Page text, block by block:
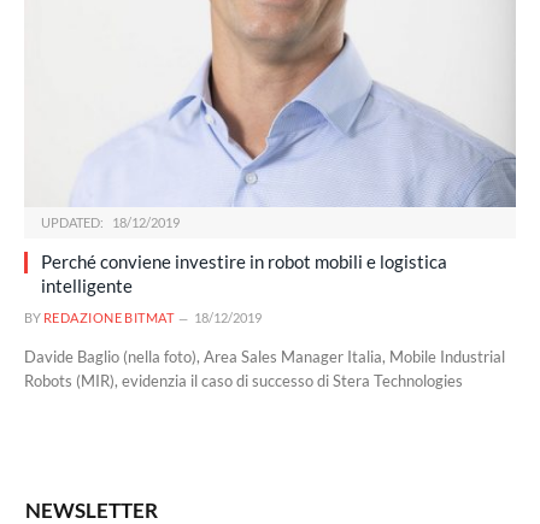
UPDATED: 18/12/2019
Perché conviene investire in robot mobili e logistica
intelligente
BY REDAZIONE BITMAT 18/12/2019
Davide Baglio (nella foto), Area Sales Manager Italia, Mobile Industrial
Robots (MIR), evidenzia il caso di successo di Stera Technologies
NEWSLETTER